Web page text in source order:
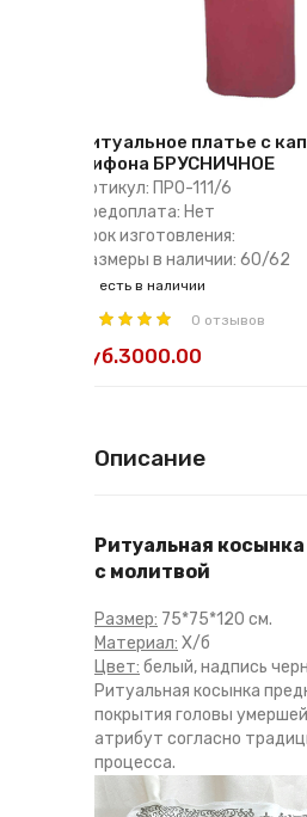
Ритуальное платье с
шифона БРУСНИЧНОЕ
Артикул: ПРО-111/6
Предоплата: Нет
Срок изготовления:
Размеры в наличии: 60/62
есть в наличии
0 отзывов
руб.3000.00
Описание
Ритуальная
с молитвой
Размер: 75*75*120 см.
Материал: Х/б
Цвет: белый, надпись
Ритуальная косынка
покрытия головы
атрибут согласно
процесса.